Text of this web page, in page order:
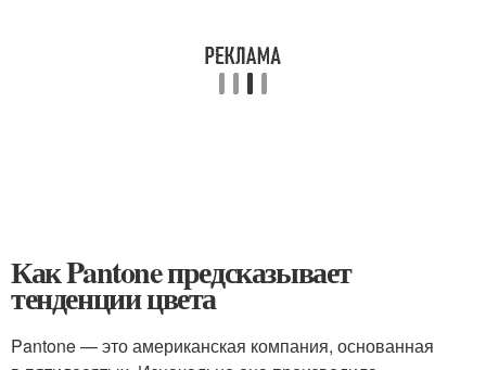
Как Pantone предсказывает
тенденции цвета
Pantone — это американская компания, основанная